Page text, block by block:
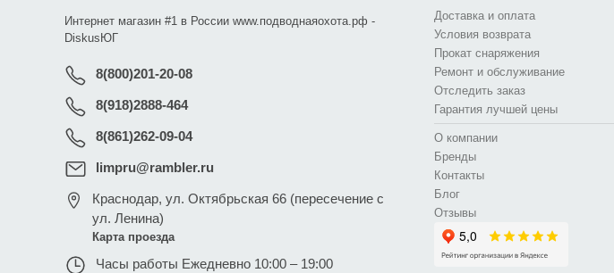
Интернет магазин #1 в России www.подводнаяохота.рф -
DiskusЮГ
8(800)201-20-08
8(918)2888-464
8(861)262-09-04
limpru@rambler.ru
Краснодар, ул. Октябрьская 66 (пересечение с
ул. Ленина)
Карта проезда
Часы работы Ежедневно 10:00 – 19:00
Доставка и оплата
Условия возврата
Прокат снаряжения
Ремонт и обслуживание
Отследить заказ
Гарантия лучшей цены
О компании
Бренды
Контакты
Блог
Отзывы